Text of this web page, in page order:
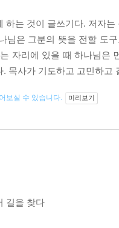
하는 것이 글쓰기다. 저자
님은 그분의 뜻을 전할 도
자리에 있을 때 하나님은
. 목사가 기도하고 고민하
보실 수 있습니다. 미리보기
길을 찾다